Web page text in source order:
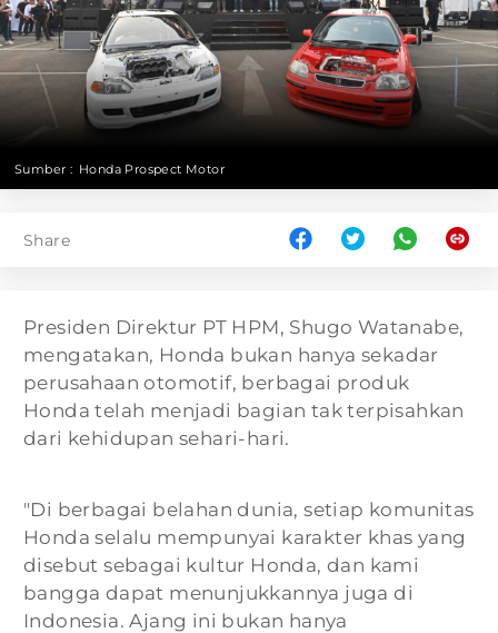
Sumber : Honda Prospect Motor
Share
Presiden Direktur PT HPM, Shugo Watanabe,
mengatakan, Honda bukan hanya sekadar
perusahaan otomotif, berbagai produk
Honda telah menjadi bagian tak terpisahkan
dari kehidupan sehari-hari.
"Di berbagai belahan dunia, setiap komunitas
Honda selalu mempunyai karakter khas yang
disebut sebagai kultur Honda, dan kami
bangga dapat menunjukkannya juga di
Indonesia. Ajang ini bukan hanya